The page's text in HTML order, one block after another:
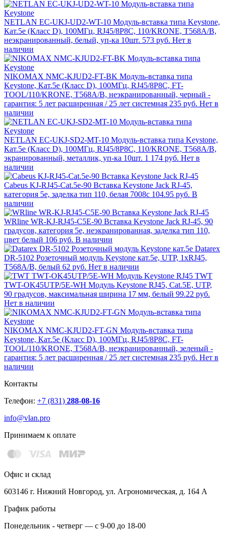
NETLAN EC-UKJ-UD2-WT-10 Модуль-вставка типа Keystone,
Кат.5e (Класс D), 100МГц, RJ45/8P8C, 110/KRONE, T568A/B,
неэкранированный, белый, уп-ка 10шт. 573 руб. Нет в
наличии
NIKOMAX NMC-KJUD2-FT-BK Модуль-вставка типа
Keystone, Кат.5е (Класс D), 100МГц, RJ45/8P8C, FT-
TOOL/110/KRONE, T568A/B, неэкранированный, черный -
гарантия: 5 лет расширенная / 25 лет системная 235 руб. Нет в
наличии
NETLAN EC-UKJ-SD2-MT-10 Модуль-вставка типа Keystone,
Кат.5e (Класс D), 100МГц, RJ45/8P8C, 110/KRONE, T568A/B,
экранированный, металлик, уп-ка 10шт. 1 174 руб. Нет в
наличии
Cabeus KJ-RJ45-Cat.5e-90 Вставка Keystone Jack RJ-45,
категория 5e, заделка тип 110, белая 7008c 104.95 руб. В
наличии
WRline WR-KJ-RJ45-C5E-90 Вставка Keystone Jack RJ-45, 90
градусов, категория 5e, неэкранированная, заделка тип 110,
цвет белый 106 руб. В наличии
Datarex
DR-5102 Розеточный модуль Keystone кат.5e, UTP, 1xRJ45,
T568A/B, белый 62 руб. Нет в наличии
TWT
TWT-OK45UTP/5E-WH Модуль Keystone RJ45, Cat.5E, UTP,
90 градусов, максимальная ширина 17 мм, белый 99.22 руб.
Нет в наличии
NIKOMAX NMC-KJUD2-FT-GN Модуль-вставка типа
Keystone, Кат.5е (Класс D), 100МГц, RJ45/8P8C, FT-
TOOL/110/KRONE, T568A/B, неэкранированный, зеленый -
гарантия: 5 лет расширенная / 25 лет системная 235 руб. Нет в
наличии
Контакты
Телефон: +7 (831) 288-08-16
info@vlan.pro
Принимаем к оплате
Офис и склад
603146 г. Нижний Новгород, ул. Агрономическая, д. 164 А
График работы
Понедельник - четверг — с 9-00 до 18-00